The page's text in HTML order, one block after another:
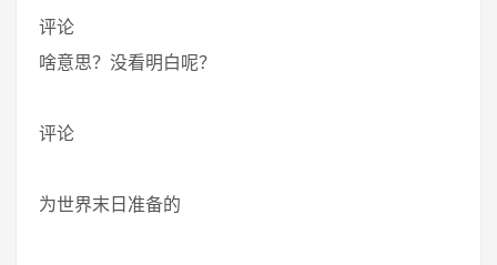
评论
啥意思？没看明白呢？
评论
为世界末日准备的